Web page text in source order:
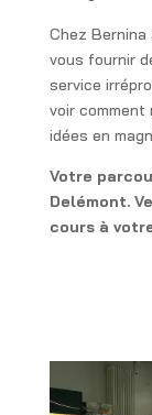
Chez Bernina
vous fournir
service
voir comment
idées en
Votre
Delémont.
cours à